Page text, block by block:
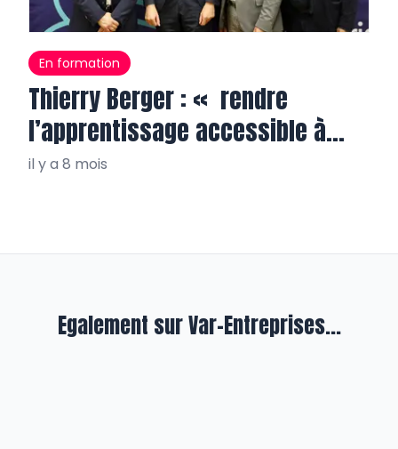
En formation
Thierry Berger : « rendre
l’apprentissage accessible à
tous, partout »
il y a 8 mois
Egalement sur Var-Entreprises...